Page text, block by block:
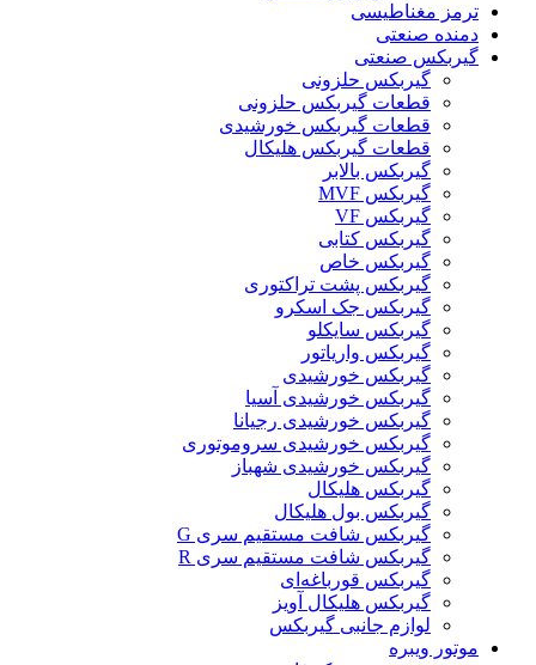
ترمز مغناطیسی
دمنده صنعتی
گیربکس صنعتی
گیربکس حلزونی
قطعات گيربکس حلزونی
قطعات گيربکس خورشيدی
قطعات گیربکس هلیکال
گيربکس بالابر
گیربکس MVF
گیربکس VF
گیربکس کتابی
گیربکس خاص
گیربکس پشت تراکتوری
گیربکس جک اسکرو
گیربکس سایکلو
گیربکس واریاتور
گیربکس خورشیدی
گیربکس خورشیدی آسیا
گیربکس خورشیدی رجیانا
گیربکس خورشیدی سروموتوری
گیربکس خورشیدی شهباز
گیربکس هلیکال
گیربکس بول هلیکال
گیربکس شافت مستقیم سری G
گیربکس شافت مستقیم سری R
گیربکس قورباغه‌ای
گیربکس هلیکال آویز
لوازم جانبی گیربکس
موتور ویبره